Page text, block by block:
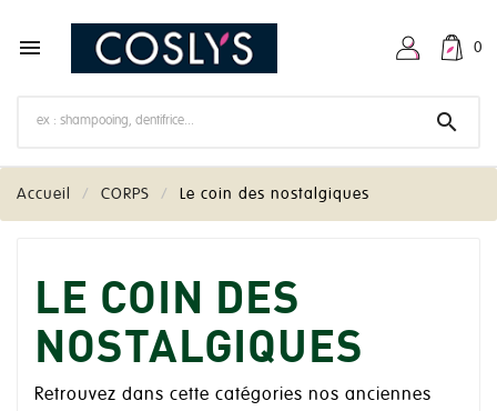
 0

Accueil CORPS Le coin des nostalgiques
LE COIN DES
NOSTALGIQUES
Retrouvez dans cette catégories nos anciennes